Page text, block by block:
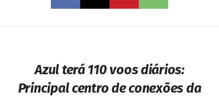
Azul terá 110 voos diários:
Principal centro de conexões da